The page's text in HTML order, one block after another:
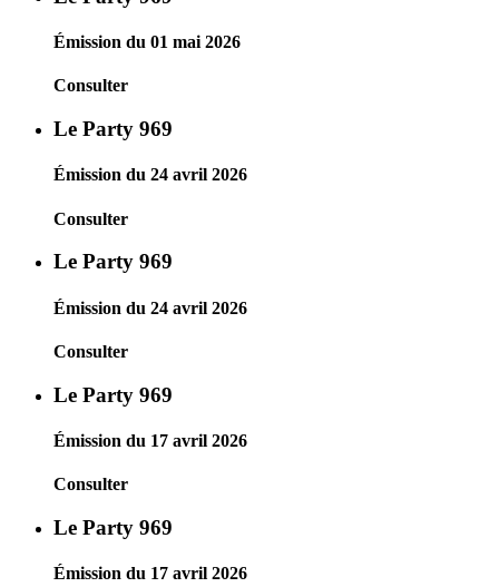
Émission du 01 mai 2026
Consulter
Le Party 969
Émission du 24 avril 2026
Consulter
Le Party 969
Émission du 24 avril 2026
Consulter
Le Party 969
Émission du 17 avril 2026
Consulter
Le Party 969
Émission du 17 avril 2026